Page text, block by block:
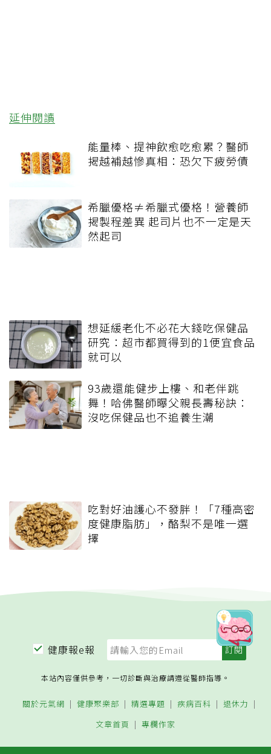
延伸閱讀
能量棒、提神飲愈吃愈累？醫師
揭越補越慘真相：恐欠下疲勞債
希臘優格≠希臘式優格！營養師
揭製程差異 起司片也不一定是天
然起司
想延緩老化不必花大錢吃保健品
研究：超市都買得到的1便宜食品
就可以
93歲還能健步上樓、和老伴跳
舞！哈佛醫師曝父親長壽秘訣：
沒吃保健品也不追養生潮
吃對好油護心不發胖！「7種高密
度健康脂肪」，酪梨不是唯一選
擇
健康報e報
本站內容僅供參考，一切診斷與治療請遵從醫師指導。
關於元氣網 健康聚樂部 精選專題 疾病百科
退休力
文章首頁
專欄作家